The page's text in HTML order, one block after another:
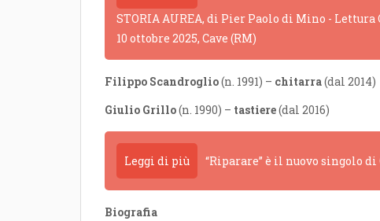
STORIA AUREA, di Pier Paolo di Mino -
10 ottobre 2025, Cave (RM)
Filippo Scandroglio(n. 1991) – chitarra(dal 2014)
Giulio Grillo(n. 1990) – tastiere(dal 2016)
Leggi di più “Riparare” è il nuovo singolo
Biografia